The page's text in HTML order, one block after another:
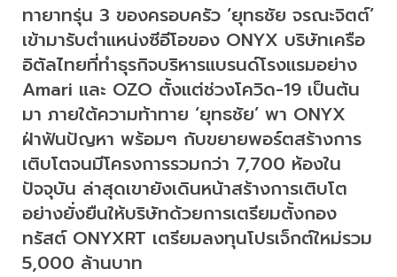
ทายาทรุ่น 3 ของครอบครัว ‘ยุทธชัย จรณะจิตต์’
เข้ามารับตำแหน่งซีอีโอของ ONYX บริษัทเครือ
อิตัลไทยที่ทำธุรกิจบริหารแบรนด์โรงแรมอย่าง
Amari และ OZO ตั้งแต่ช่วงโควิด-19 เป็นต้น
มา ภายใต้ความท้าทาย ‘ยุทธชัย’ พา ONYX
ฝ่าฟันปัญหา พร้อมๆ กับขยายพอร์ตสร้างการ
เติบโตจนมีโครงการรวมกว่า 7,700 ห้องใน
ปัจจุบัน ล่าสุดเขายังเดินหน้าสร้างการเติบโต
อย่างยั่งยืนให้บริษัทด้วยการเตรียมตั้งกอง
ทรัสต์ ONYXRT เตรียมลงทุนโปรเจ็กต์ใหม่รวม
5,000 ล้านบาท